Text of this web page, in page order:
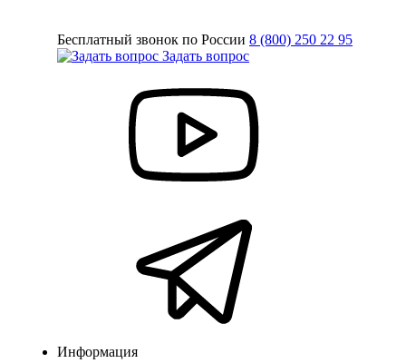
Бесплатный звонок по России 8 (800) 250 22 95
Задать вопрос
Информация